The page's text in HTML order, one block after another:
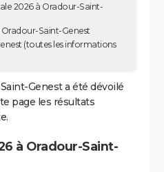
2026 à Oradour-Saint-
Saint-Genest
(toutes les informations
Genest a été dévoilé
page les résultats
à Oradour-Saint-